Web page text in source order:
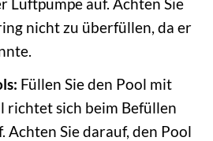
Luftpumpe auf. Achten Sie
nicht zu überfüllen, da er
Füllen Sie den Pool mit
richtet sich beim Befüllen
Achten Sie darauf, den Pool